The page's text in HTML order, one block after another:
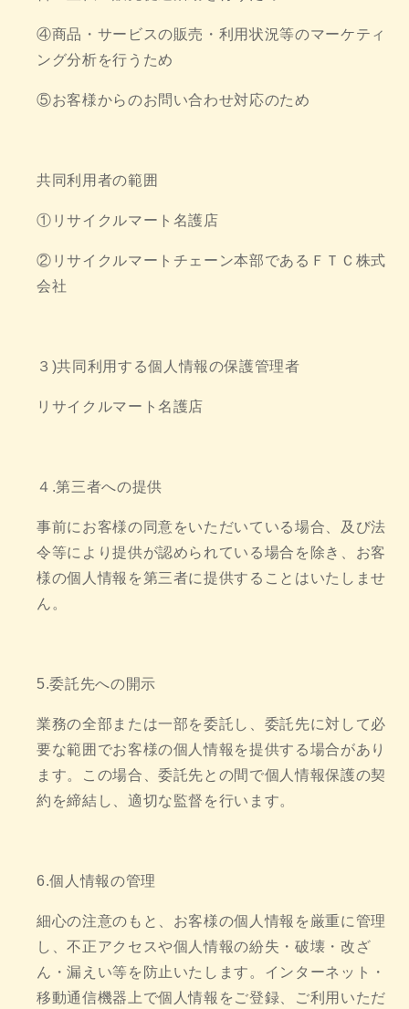
④商品・サービスの販売・利用状況等のマーケティ
ング分析を行うため
⑤お客様からのお問い合わせ対応のため
共同利用者の範囲
①リサイクルマート名護店
②リサイクルマートチェーン本部であるＦＴＣ株式
会社
３)共同利用する個人情報の保護管理者
リサイクルマート名護店
４.第三者への提供
事前にお客様の同意をいただいている場合、及び法
令等により提供が認められている場合を除き、お客
様の個人情報を第三者に提供することはいたしませ
ん。
5.委託先への開示
業務の全部または一部を委託し、委託先に対して必
要な範囲でお客様の個人情報を提供する場合があり
ます。この場合、委託先との間で個人情報保護の契
約を締結し、適切な監督を行います。
6.個人情報の管理
細心の注意のもと、お客様の個人情報を厳重に管理
し、不正アクセスや個人情報の紛失・破壊・改ざ
ん・漏えい等を防止いたします。インターネット・
移動通信機器上で個人情報をご登録、ご利用いただ